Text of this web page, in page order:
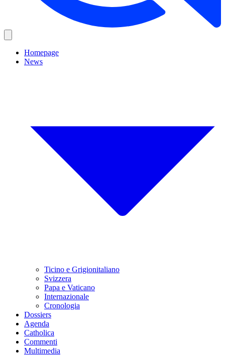
Homepage
News
Ticino e Grigionitaliano
Svizzera
Papa e Vaticano
Internazionale
Cronologia
Dossiers
Agenda
Catholica
Commenti
Multimedia